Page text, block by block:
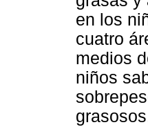
en los
cuatro
medios
niños